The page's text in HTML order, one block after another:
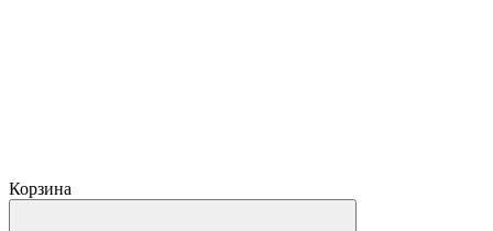
Корзина